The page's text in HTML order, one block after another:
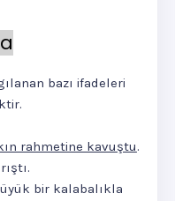
bazı ifadeleri
rahmetine kavuştu.
bir kalabalıkla